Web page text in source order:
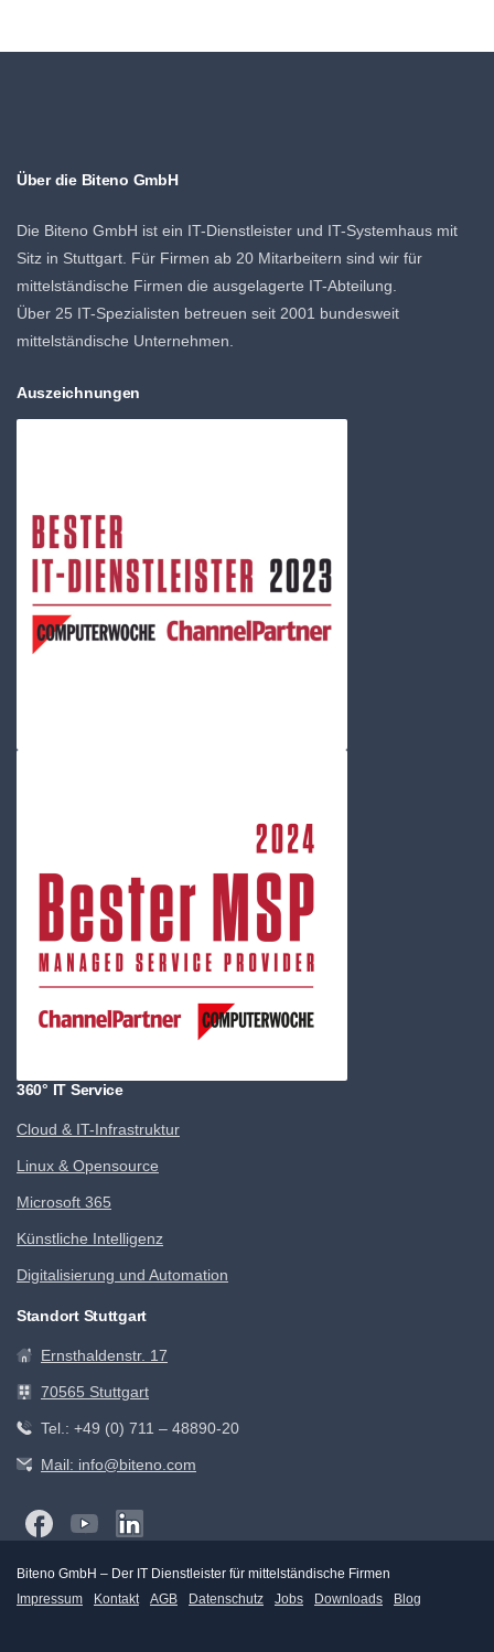
Über die Biteno GmbH
Die Biteno GmbH ist ein IT-Dienstleister und IT-Systemhaus mit
Sitz in Stuttgart. Für Firmen ab 20 Mitarbeitern sind wir für
mittelständische Firmen die ausgelagerte IT-Abteilung.
Über 25 IT-Spezialisten betreuen seit 2001 bundesweit
mittelständische Unternehmen.
Auszeichnungen
360° IT Service
Cloud & IT-Infrastruktur
Linux & Opensource
Microsoft 365
Künstliche Intelligenz
Digitalisierung und Automation
Standort Stuttgart
Ernsthaldenstr. 17
70565 Stuttgart
Tel.: +49 (0) 711 – 48890-20
Mail: info@biteno.com
Biteno GmbH – Der IT Dienstleister für mittelständische Firmen
Impressum
Kontakt AGB Datenschutz Jobs Downloads Blog